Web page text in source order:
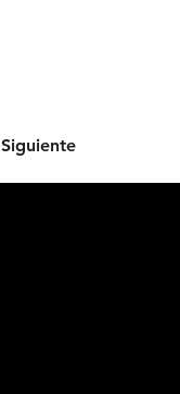
Siguiente